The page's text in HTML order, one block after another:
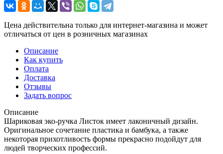
Цена действительна только для интернет-магазина и может
отличаться от цен в розничных магазинах
Описание
Как купить
Оплата
Доставка
Отзывы
Задать вопрос
Описание
Шариковая эко-ручка Листок имеет лаконичный дизайн.
Оригинальное сочетание пластика и бамбука, а также
некоторая прихотливость формы прекрасно подойдут для
людей творческих профессий.